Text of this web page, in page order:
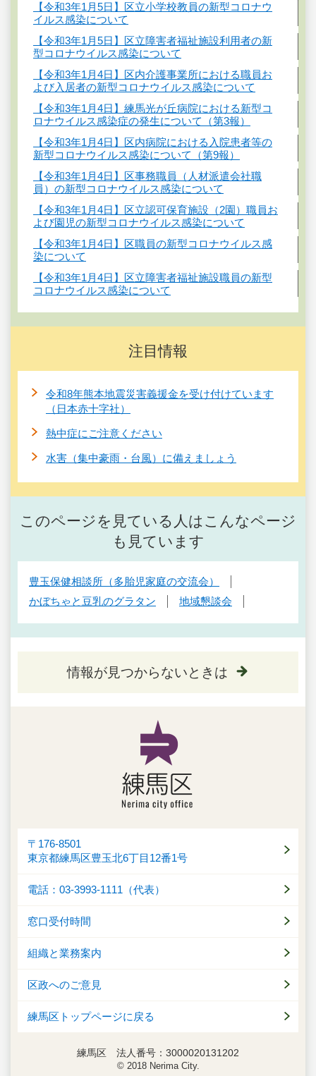
【令和3年1月5日】区立小学校教員の新型コロナウ
イルス感染について
【令和3年1月5日】区立障害者福祉施設利用者の新
型コロナウイルス感染について
【令和3年1月4日】区内介護事業所における職員お
よび入居者の新型コロナウイルス感染について
【令和3年1月4日】練馬光が丘病院における新型コ
ロナウイルス感染症の発生について（第3報）
【令和3年1月4日】区内病院における入院患者等の
新型コロナウイルス感染について（第9報）
【令和3年1月4日】区事務職員（人材派遣会社職
員）の新型コロナウイルス感染について
【令和3年1月4日】区立認可保育施設（2園）職員お
よび園児の新型コロナウイルス感染について
【令和3年1月4日】区職員の新型コロナウイルス感
染について
【令和3年1月4日】区立障害者福祉施設職員の新型
コロナウイルス感染について
注目情報
令和8年熊本地震災害義援金を受け付けています
（日本赤十字社）
熱中症にご注意ください
水害（集中豪雨・台風）に備えましょう
このページを見ている人はこんなページ
も見ています
豊玉保健相談所（多胎児家庭の交流会）
かぼちゃと豆乳のグラタン
地域懇談会
情報が見つからないときは
〒176-8501
東京都練馬区豊玉北6丁目12番1号
電話：03-3993-1111（代表）
窓口受付時間
組織と業務案内
区政へのご意見
練馬区トップページに戻る
練馬区 法人番号：3000020131202
© 2018 Nerima City.